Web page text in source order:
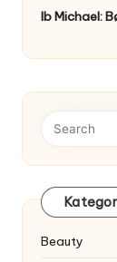
Ib Michael:
Beauty